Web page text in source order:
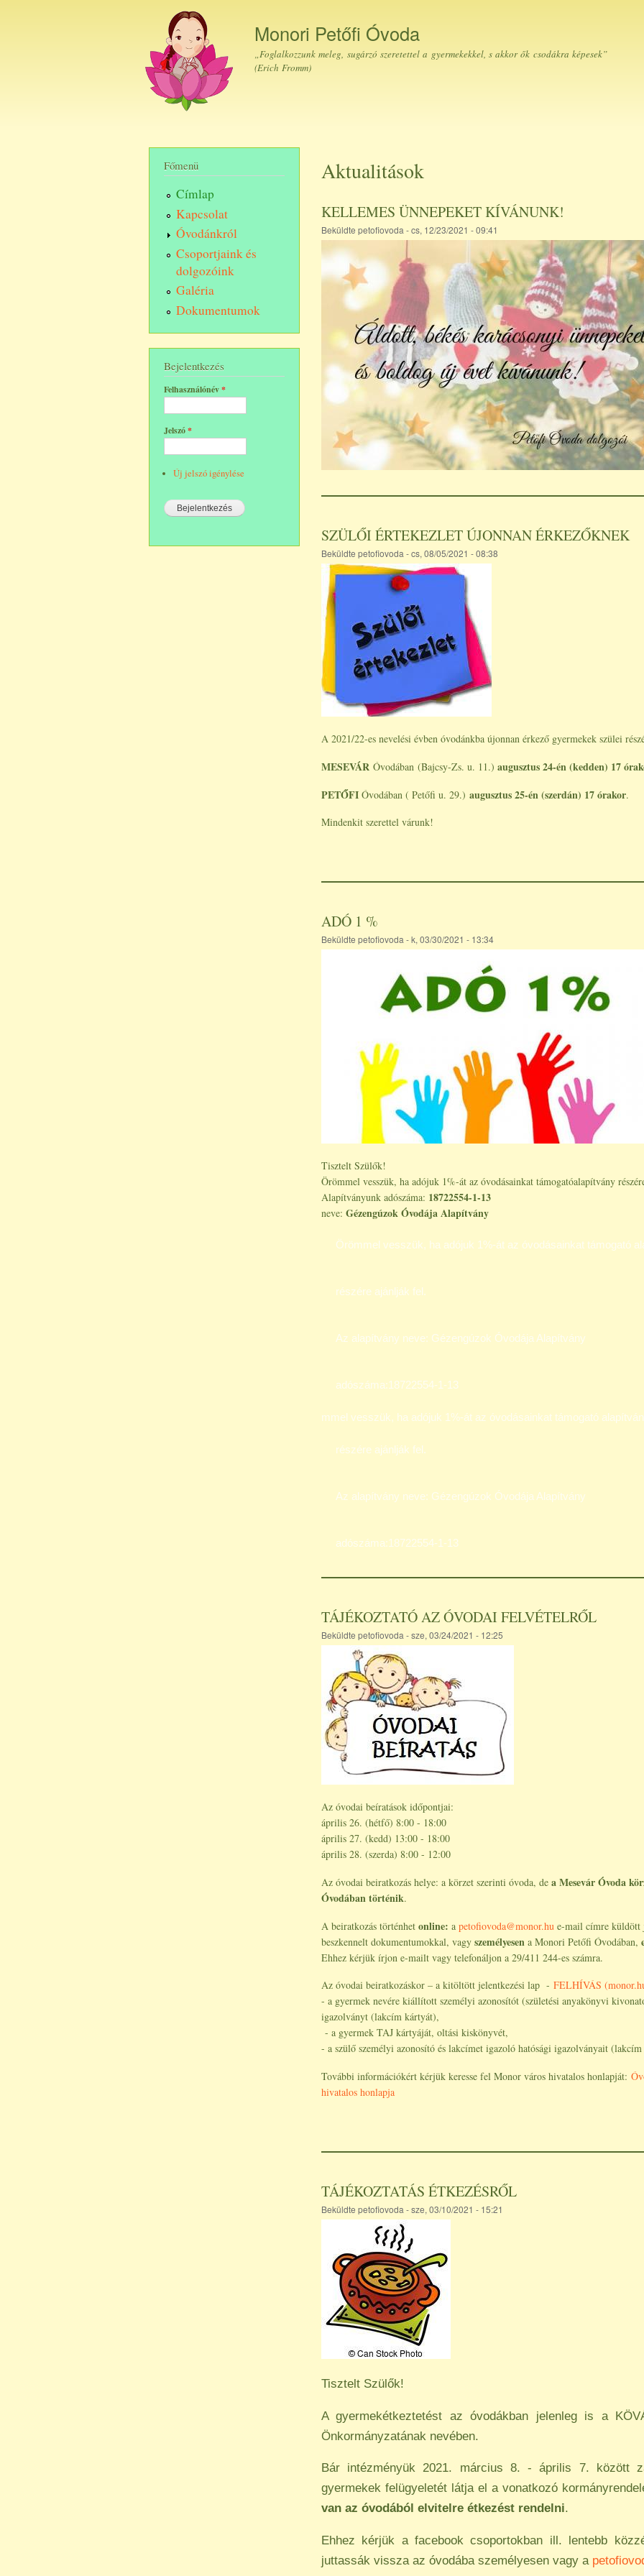
Monori Petőfi Óvoda
„Foglalkozzunk meleg, sugárzó szeretettel a gyermekekkel, s akkor ők csodákra képesek”
(Erich Fromm)
Főmenü
Címlap
Kapcsolat
Óvodánkról
Csoportjaink és
dolgozóink
Galéria
Dokumentumok
Bejelentkezés
Felhasználónév*
Jelszó*
Új jelszó igénylése
Aktualitások
KELLEMES ÜNNEPEKET KÍVÁNUNK!
Beküldte petofiovoda - cs, 12/23/2021 - 09:41
SZÜLŐI ÉRTEKEZLET ÚJONNAN ÉRKEZŐKNEK
Beküldte petofiovoda - cs, 08/05/2021 - 08:38
A 2021/22-es nevelési évben óvodánkba újonnan érkező gyermekek szülei
MESEVÁR Óvodában (Bajcsy-Zs. u. 11.) augusztus 24-én (kedden) 17
PETŐFI Óvodában ( Petőfi u. 29.) augusztus 25-én (szerdán) 17 órakor.
Mindenkit szerettel várunk!
ADÓ 1 %
Beküldte petofiovoda - k, 03/30/2021 - 13:34
Tisztelt Szülők!
Örömmel vesszük, ha adójuk 1%-át az óvodásainkat támogatóalapítvány
Alapítványunk adószáma: 18722554-1-13
neve: Gézengúzok Óvodája Alapítvány
Örömmel vesszük, ha adójuk 1%-át az óvodásainkat támogató
részére ajánlják fel.
Az alapítvány neve: Gézengúzok Óvodája Alapítvány
adószáma:18722554-1-13
mmel vesszük, ha adójuk 1%-át az óvodásainkat támogató
részére ajánlják fel.
Az alapítvány neve: Gézengúzok Óvodája Alapítvány
adószáma:18722554-1-13
TÁJÉKOZTATÓ AZ ÓVODAI FELVÉTELRŐL
Beküldte petofiovoda - sze, 03/24/2021 - 12:25
Az óvodai beíratások időpontjai:
április 26. (hétfő) 8:00 - 18:00
április 27. (kedd) 13:00 - 18:00
április 28. (szerda) 8:00 - 12:00
Az óvodai beiratkozás helye: a körzet szerinti óvoda, de a Mesevár Óvoda
Óvodában történik.
A beiratkozás történhet online: a petofiovoda@monor.hu e-mail címre küldött
beszkennelt dokumentumokkal, vagy személyesen a Monori Petőfi Óvodában,
Ehhez kérjük írjon e-mailt vagy telefonáljon a 29/411 244-es számra.
Az óvodai beiratkozáskor – a kitöltött jelentkezési lap - FELHÍVÁS
- a gyermek nevére kiállított személyi azonosítót (születési anyakönyvi
igazolványt (lakcím kártyát),
- a gyermek TAJ kártyáját, oltási kiskönyvét,
- a szülő személyi azonosító és lakcímet igazoló hatósági igazolványait
További információkért kérjük keresse fel Monor város hivatalos honlapját:
hivatalos honlapja
TÁJÉKOZTATÁS ÉTKEZÉSRŐL
Beküldte petofiovoda - sze, 03/10/2021 - 15:21
Tisztelt Szülők!
A gyermekétkeztetést az óvodákban jelenleg is a
Önkormányzatának nevében.
Bár intézményük 2021. március 8. - április 7. között
gyermekek felügyeletét látja el a vonatkozó
van az óvodából elvitelre étkezést rendelni.
Ehhez kérjük a facebook csoportokban ill. lentebb
juttassák vissza az óvodába személyesen vagy a